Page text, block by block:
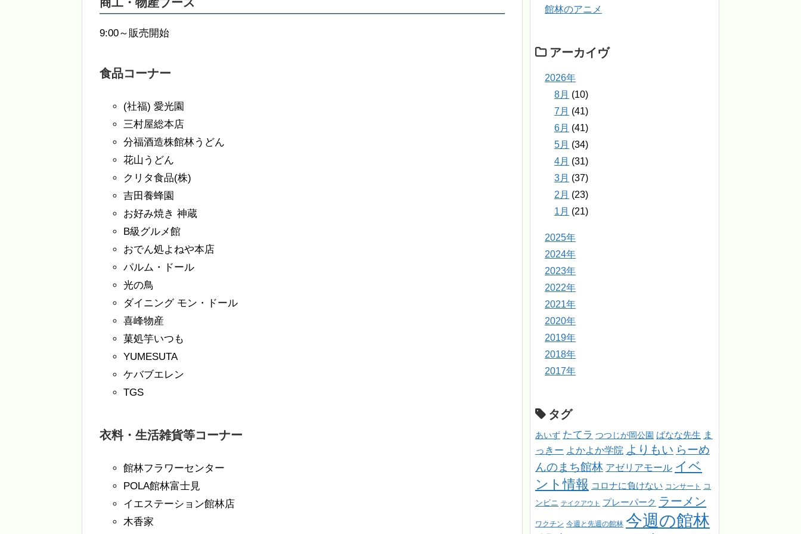
9:00～販売開始
食品コーナー
(社福) 愛光園
三村屋総本店
分福酒造株館林うどん
花山うどん
クリタ食品(株)
吉田養蜂園
お好み焼き 神蔵
B級グルメ館
おでん処よねや本店
パルム・ドール
光の鳥
ダイニング モン・ドール
喜峰物産
菓処竽いつも
YUMESUTA
ケバブエレン
TGS
衣料・生活雑貨等コーナー
館林フラワーセンター
POLA館林富士見
イエステーション館林店
木香家
館林のアニメ
アーカイヴ
2026年
8月 (10)
7月 (41)
6月 (41)
5月 (34)
4月 (31)
3月 (37)
2月 (23)
1月 (21)
2025年
2024年
2023年
2022年
2021年
2020年
2019年
2018年
2017年
タグ
あいず たてラ つつじが岡公園 ばなな先生 ま
っきー よかよか学院 よりもい らーめ
んのまち館林 アゼリアモール イベ
ント情報 コロナに負けない コンサート
コ
ンビニ テイクアウト プレーパーク ラーメン
ワクチン 今週と先週の館林 今週の館林